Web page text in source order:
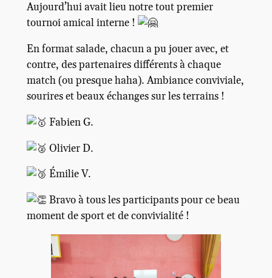
Aujourd’hui avait lieu notre tout premier
tournoi amical interne !
En format salade, chacun a pu jouer avec, et
contre, des partenaires différents à chaque
match (ou presque haha). Ambiance conviviale,
sourires et beaux échanges sur les terrains !
Fabien G.
Olivier D.
Émilie V.
Bravo à tous les participants pour ce beau
moment de sport et de convivialité !